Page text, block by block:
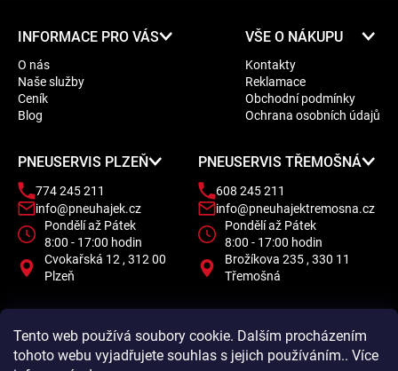
Tento web používá soubory cookie. Dalším procházením
tohoto webu vyjadřujete souhlas s jejich používáním.. Více
INFORMACE PRO VÁS
O nás
Naše služby
Ceník
Blog
VŠE O NÁKUPU
Kontakty
Reklamace
Obchodní podmínky
Ochrana osobních údajů
PNEUSERVIS PLZEŇ
774 245 211
info@pneuhajek.cz
Pondělí až Pátek
8:00 - 17:00 hodin
Cvokařská 12 , 312 00
Plzeň
PNEUSERVIS TŘEMOŠNÁ
608 245 211
info@pneuhajektremosna.cz
Pondělí až Pátek
8:00 - 17:00 hodin
Brožíkova 235 , 330 11
Třemošná